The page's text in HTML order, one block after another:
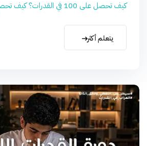
كيف تحصل على 100 في القدرات؟ كيف تحصل على 100...
يتعلم أكثر